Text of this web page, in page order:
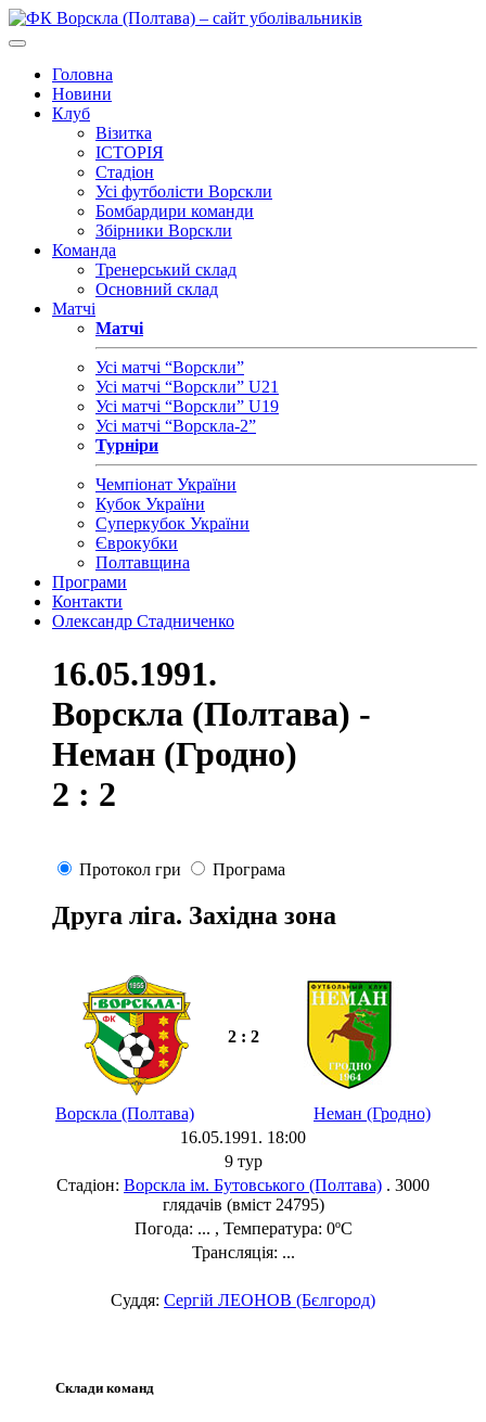
Головна
Новини
Клуб
Візитка
ІСТОРІЯ
Стадіон
Усі футболісти Ворскли
Бомбардири команди
Збірники Ворскли
Команда
Тренерський склад
Основний склад
Матчі
Матчі
Усі матчі “Ворскли”
Усі матчі “Ворскли” U21
Усі матчі “Ворскли” U19
Усі матчі “Ворскла-2”
Турніри
Чемпіонат України
Кубок України
Суперкубок України
Єврокубки
Полтавщина
Програми
Контакти
Олександр Стадниченко
16.05.1991.
Ворскла (Полтава) -
Неман (Гродно)
2 : 2
Протокол гри Програма
Друга ліга. Західна зона
2 : 2
Ворскла (Полтава)
Неман (Гродно)
16.05.1991. 18:00
9 тур
Стадіон: Ворскла ім. Бутовського (Полтава) . 3000
глядачів (вміст 24795)
Погода: ... , Температура: 0ºC
Трансляція: ...
Суддя: Сергій ЛЕОНОВ (Бєлгород)
Склади команд